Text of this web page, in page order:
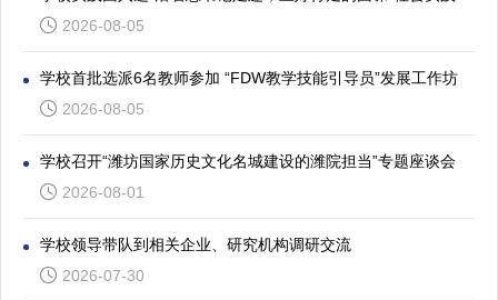
2026-08-05
学校首批选派6名教师参加 “FDW教学技能引导员”发展工作坊
2026-08-05
学校召开“潍坊国家历史文化名城建设的潍院担当”专题座谈会
2026-08-01
学校领导带队到相关企业、研究机构调研交流
2026-07-30